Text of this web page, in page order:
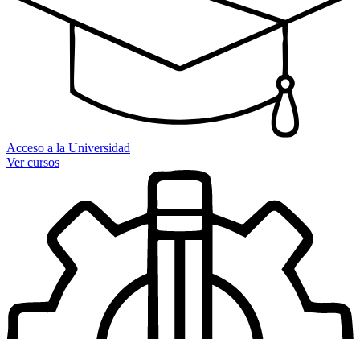
Acceso a la Universidad
Ver cursos